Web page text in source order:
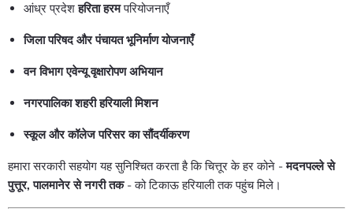
आंध्र प्रदेशहरिता हरमपरियोजनाएँ
जिला परिषद और पंचायत भूनिर्माण योजनाएँ
वन विभाग एवेन्यू वृक्षारोपण अभियान
नगरपालिका शहरी हरियाली मिशन
स्कूल और कॉलेज परिसर का सौंदर्यीकरण
हमारा सरकारी सहयोग यह सुनिश्चित करता है कि चित्तूर के हर कोने -मदनपल्ले से
पुत्तूर, पालमानेर से नगरी तक- को टिकाऊ हरियाली तक पहुंच मिले।